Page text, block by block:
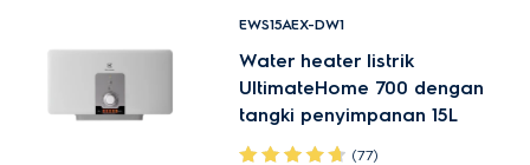
EWS15AEX-DW1
Water heater listrik
UltimateHome 700 dengan
tangki penyimpanan 15L
(77)